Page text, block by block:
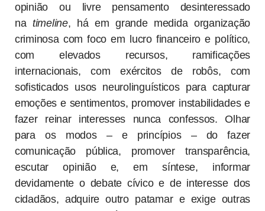
opinião ou livre pensamento desinteressado
na timeline, há em grande medida organização
criminosa com foco em lucro financeiro e político,
com elevados recursos, ramificações
internacionais, com exércitos de robôs, com
sofisticados usos neurolinguísticos para capturar
emoções e sentimentos, promover instabilidades e
fazer reinar interesses nunca confessos. Olhar
para os modos – e princípios – do fazer
comunicação pública, promover transparência,
escutar opinião e, em síntese, informar
devidamente o debate cívico e de interesse dos
cidadãos, adquire outro patamar e exige outras